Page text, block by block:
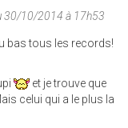
30/10/2014 à 17h53
bas tous les records!
et je trouve que
celui qui a le plus la